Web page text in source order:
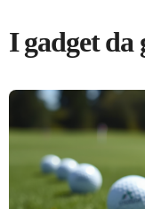
I gadget da